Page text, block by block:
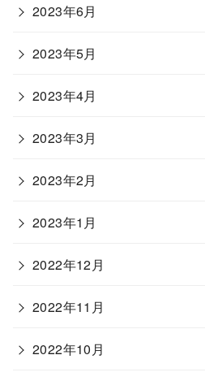
2023年6月
2023年5月
2023年4月
2023年3月
2023年2月
2023年1月
2022年12月
2022年11月
2022年10月